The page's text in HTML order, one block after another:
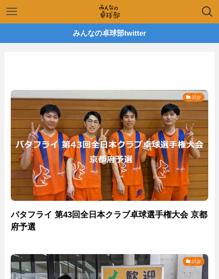
みんなの卓球部twitter
試合
バタフライ 第43回全日本クラブ卓球選手権大会 京都
府予選
試合